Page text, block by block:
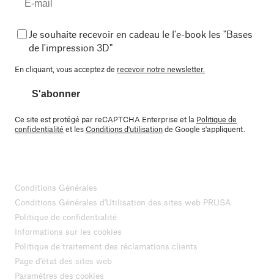
Je souhaite recevoir en cadeau le l'e-book les "Bases
de l'impression 3D"
En cliquant, vous acceptez de recevoir notre newsletter.
S'abonner
Ce site est protégé par reCAPTCHA Enterprise et la Politique de
confidentialité et lesConditions d'utilisationde Google s'appliquent.
Conditions Générales
Conditions Générales d'Utilisation des sites web PRUSA
Politique de confidentialité
Informations sur les cookies
Politique de traitement des réclamations clients
Page d'état des sites web
Paramètres des cookies